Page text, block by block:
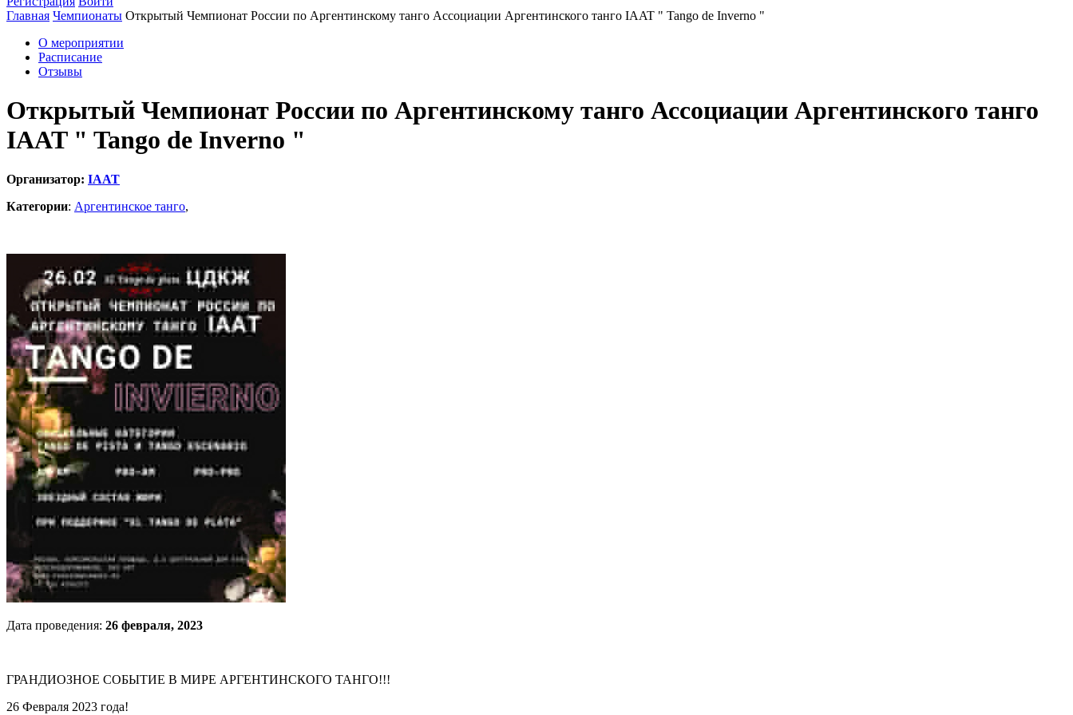
Главная Чемпионаты Открытый Чемпионат России по Аргентинскому танго Ассоциации Аргентинского танго IAAT " Tango de Inverno "
О мероприятии
Расписание
Отзывы
Открытый Чемпионат России по Аргентинскому танго Ассоциации Аргентинского танго
IAAT " Tango de Inverno "
Организатор: IAAT
Категории: Аргентинское танго,
Дата проведения: 26 февраля, 2023
ГРАНДИОЗНОЕ СОБЫТИЕ В МИРЕ АРГЕНТИНСКОГО ТАНГО!!!
26 Февраля 2023 года!